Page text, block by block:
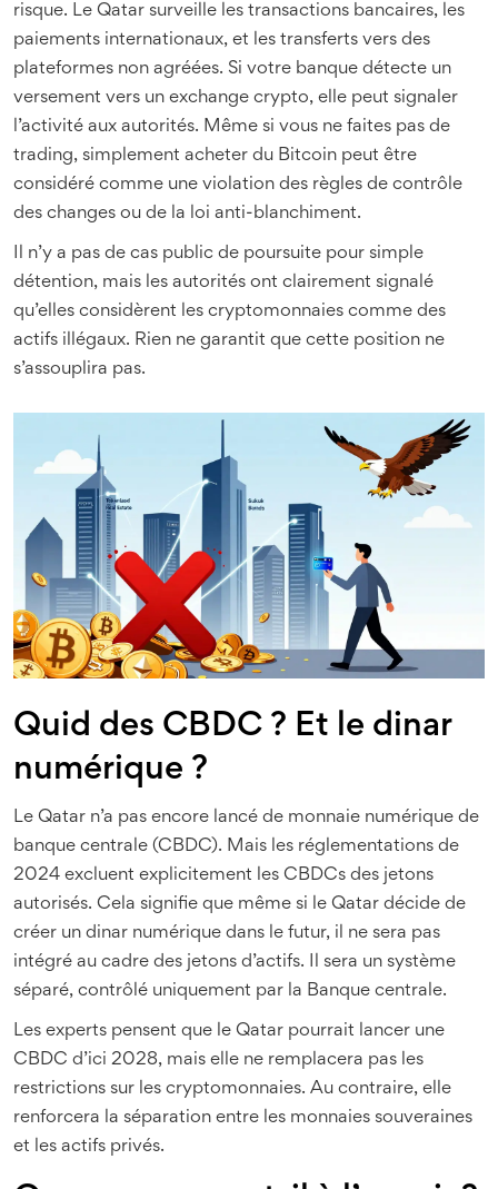
risque. Le Qatar surveille les transactions bancaires, les
paiements internationaux, et les transferts vers des
plateformes non agréées. Si votre banque détecte un
versement vers un exchange crypto, elle peut signaler
l’activité aux autorités. Même si vous ne faites pas de
trading, simplement acheter du Bitcoin peut être
considéré comme une violation des règles de contrôle
des changes ou de la loi anti-blanchiment.
Il n’y a pas de cas public de poursuite pour simple
détention, mais les autorités ont clairement signalé
qu’elles considèrent les cryptomonnaies comme des
actifs illégaux. Rien ne garantit que cette position ne
s’assouplira pas.
Quid des CBDC ? Et le dinar
numérique ?
Le Qatar n’a pas encore lancé de monnaie numérique de
banque centrale (CBDC). Mais les réglementations de
2024 excluent explicitement les CBDCs des jetons
autorisés. Cela signifie que même si le Qatar décide de
créer un dinar numérique dans le futur, il ne sera pas
intégré au cadre des jetons d’actifs. Il sera un système
séparé, contrôlé uniquement par la Banque centrale.
Les experts pensent que le Qatar pourrait lancer une
CBDC d’ici 2028, mais elle ne remplacera pas les
restrictions sur les cryptomonnaies. Au contraire, elle
renforcera la séparation entre les monnaies souveraines
et les actifs privés.